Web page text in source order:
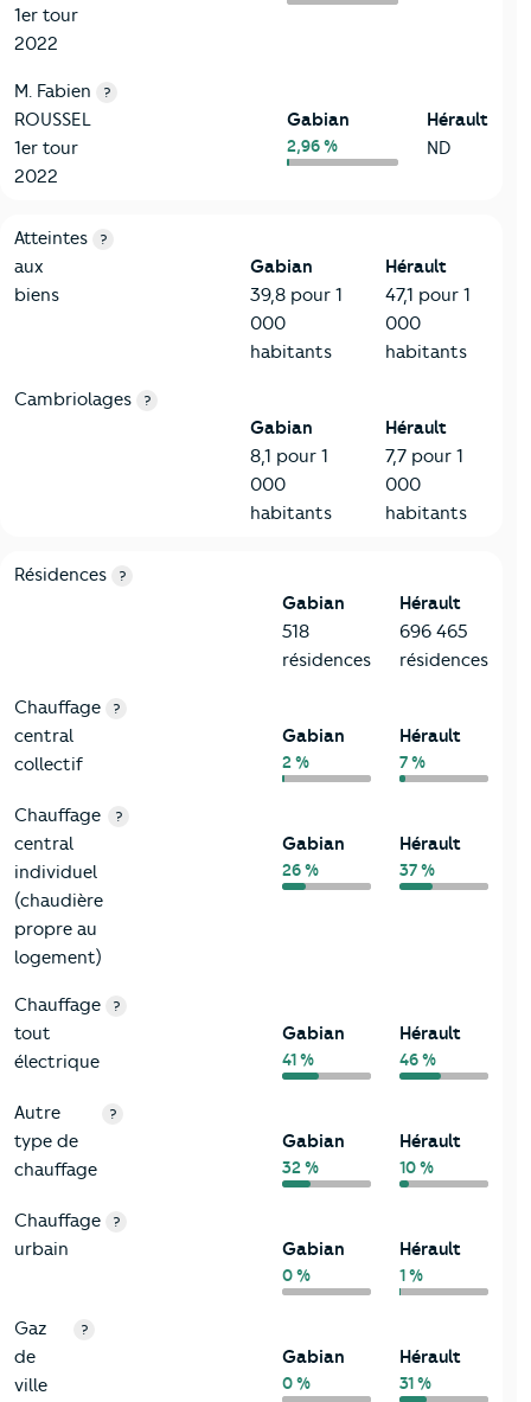
1er tour
2022
M. Fabien
ROUSSEL
1er tour
2022
?
Gabian
2,96 %
Hérault
ND
7-Sécurité
Critères
Atteintes
aux
biens
?
Gabian
39,8 pour 1
000
habitants
Hérault
47,1 pour 1
000
habitants
Cambriolages ?
Gabian
8,1 pour 1
000
habitants
Hérault
7,7 pour 1
000
habitants
8-Chauffage
Critères Gabian
Résidences ?
Gabian
518
résidences
Hérault
696 465
résidences
Chauffage
central
collectif
?
Gabian
2 %
Hérault
7 %
Chauffage
central
individuel
(chaudière
propre au
logement)
?
Gabian
26 %
Hérault
37 %
Chauffage
tout
électrique
?
Gabian
41 %
Hérault
46 %
Autre
type de
chauffage
?
Gabian
32 %
Hérault
10 %
Chauffage
urbain
?
Gabian
0 %
Hérault
1 %
Gaz
de
ville
?
Gabian
0 %
Hérault
31 %